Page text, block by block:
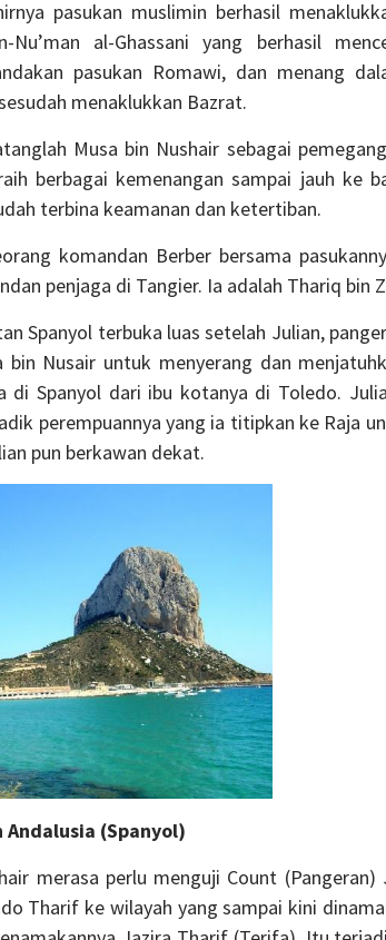
pasukan muslimin berhasil
Nu’man al-Ghassani yang berhasil
pasukan Romawi, dan menang
menaklukkan Bazrat.
Musa bin Nushair sebagai
berbagai kemenangan sampai jauh ke
terbina keamanan dan ketertiban.
komandan Berber bersama
penjaga di Tangier. Ia adalah Thariq bin
Spanyol terbuka luas setelah Julian,
bin Nusair untuk menyerang dan
di Spanyol dari ibu kotanya di Toledo.
perempuannya yang ia titipkan ke Raja
pun berkawan dekat.
(Spanyol)
merasa perlu menguji Count
Tharif ke wilayah yang sampai kini